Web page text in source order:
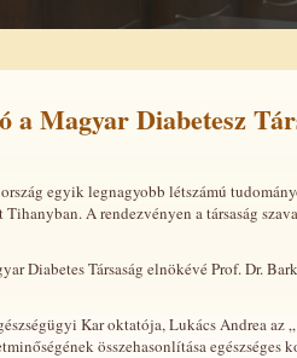
Magyar Diabetesz
egyik legnagyobb létszámú
A rendezvényen a társaság
Diabetes Társaság elnökévé Prof. Dr.
Kar oktatója, Lukács Andrea az
összehasonlítása